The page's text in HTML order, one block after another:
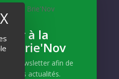
X Masquer le
vous
actualité !
à la
Brie'Nov
newsletter afin de
actualités.